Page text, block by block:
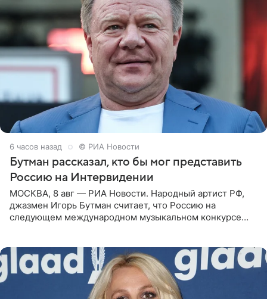
6 часов назад © РИА Новости
Бутман рассказал, кто бы мог представить
Россию на Интервидении
МОСКВА, 8 авг — РИА Новости. Народный артист РФ,
джазмен Игорь Бутман считает, что Россию на
следующем международном музыкальном конкурсе